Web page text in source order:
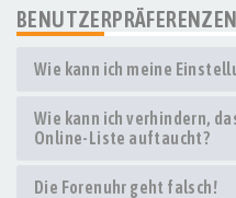
Wie kann ich meine
Wie kann ich verhindern,
Online-Liste auftaucht?
Die Forenuhr geht falsch!